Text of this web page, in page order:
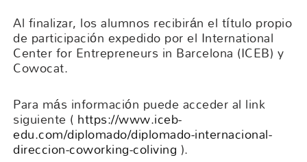
Al finalizar, los alumnos recibirán el título propio
de participación expedido por el International
Center for Entrepreneurs in Barcelona (ICEB) y
Cowocat.
Para más información puede acceder al link
siguiente ( https://www.iceb-
edu.com/diplomado/diplomado-internacional-
direccion-coworking-coliving ).